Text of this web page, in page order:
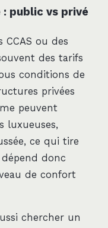
public vs privé
CCAS ou des
des tarifs
conditions de
privées
peuvent
luxueuses,
ce qui tire
donc
de confort
chercher un